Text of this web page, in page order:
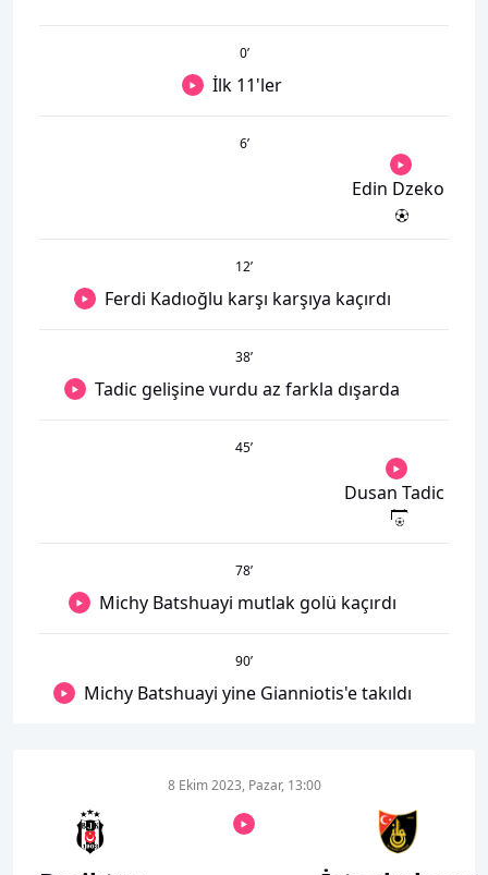
0’
İlk 11'ler
6’
Edin Dzeko
12’
Ferdi Kadıoğlu karşı karşıya kaçırdı
38’
Tadic gelişine vurdu az farkla dışarda
45’
Dusan Tadic
78’
Michy Batshuayi mutlak golü kaçırdı
90’
Michy Batshuayi yine Gianniotis'e takıldı
8 Ekim 2023, Pazar, 13:00